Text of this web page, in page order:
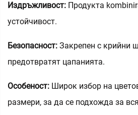
Издръжливост: Продукта
устойчивост.
Безопасност: Закрепен с крийни
предотвратят цапанията.
Особеност: Широк избор на
размери, за да се подхожда за